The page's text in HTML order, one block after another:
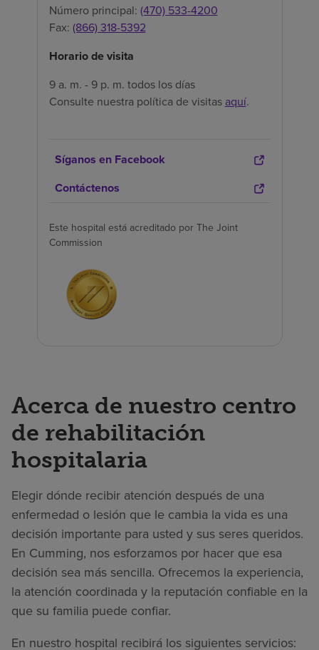
Número principal: (470) 533-4200
Fax: (866) 318-5392
Horario de visita
9 a. m. - 9 p. m. todos los días
Consulte nuestra política de visitas aquí.
Síganos en Facebook
Contáctenos
Este hospital está acreditado por The Joint
Commission
Acerca de nuestro centro
de rehabilitación
hospitalaria
Elegir dónde recibir atención después de una
enfermedad o lesión que le cambia la vida es una
decisión importante para usted y sus seres queridos.
En Cumming, nos esforzamos por hacer que esa
decisión sea más sencilla. Ofrecemos la experiencia,
la atención coordinada y la reputación confiable en la
que su familia puede confiar.
En nuestro hospital recibirá los siguientes servicios: